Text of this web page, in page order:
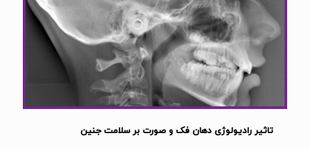
تاثیر رادیولوژی دهان فک و صورت بر سلامت جنین